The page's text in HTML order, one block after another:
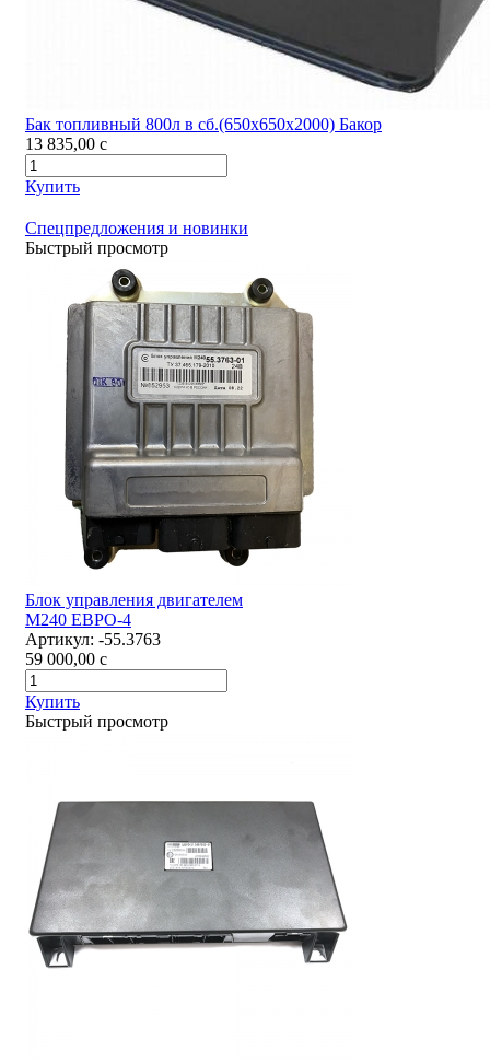
Бак топливный 800л в сб.(650х650х2000) Бакор
13 835,00 c
Купить
Спецпредложения и новинки
Быстрый просмотр
Блок управления двигателем
М240 ЕВРО-4
Артикул: -55.3763
59 000,00 c
Купить
Быстрый просмотр